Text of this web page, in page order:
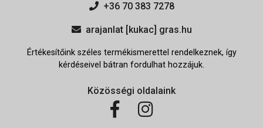
+36 70 383 7278
arajanlat [kukac] gras.hu
Értékesítőink széles termékismerettel rendelkeznek, így
kérdéseivel bátran fordulhat hozzájuk.
Közösségi oldalaink